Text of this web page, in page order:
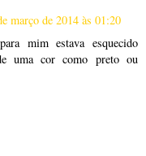
março de 2014 às 01:20
mim estava esquecido
uma cor como preto ou